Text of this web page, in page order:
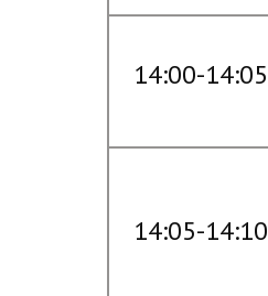
14:00-14:05
14:05-14:10